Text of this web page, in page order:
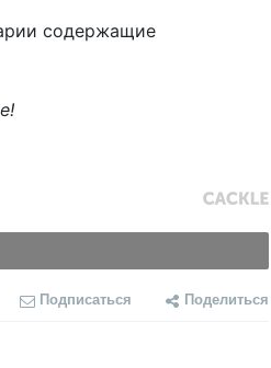
содержащие
Подписаться Поделиться